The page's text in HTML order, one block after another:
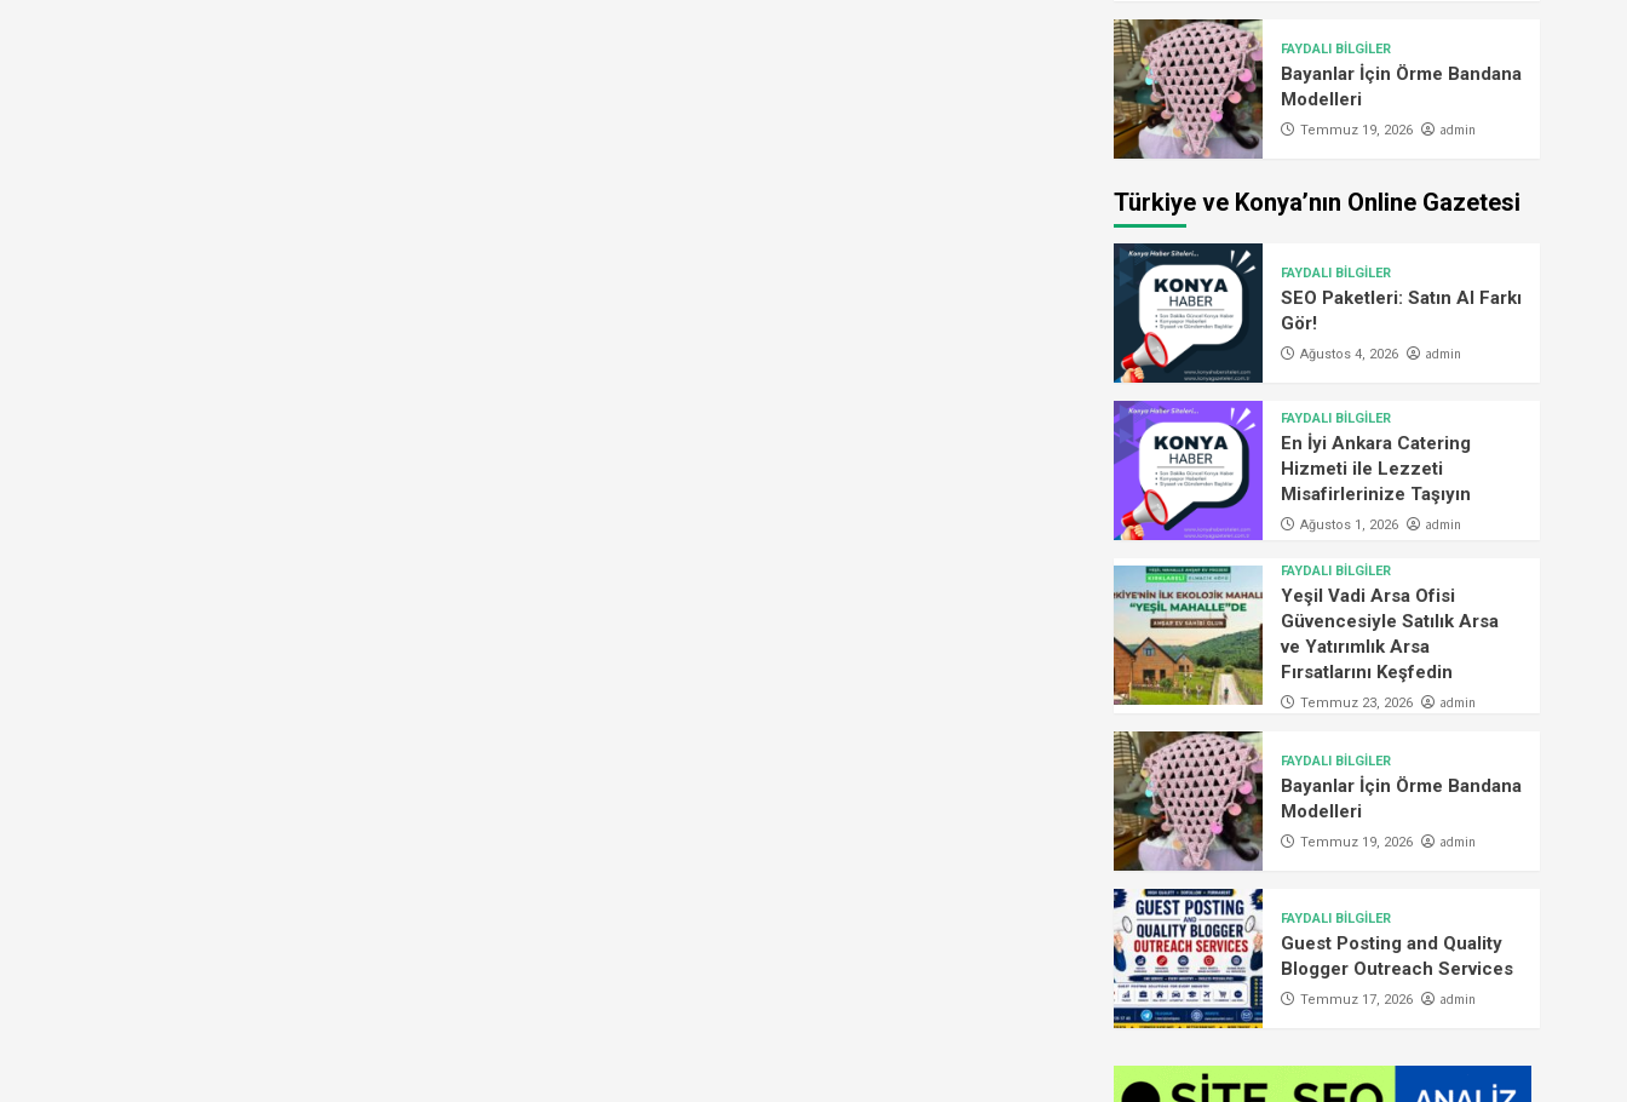
FAYDALI BİLGİLER
Bayanlar İçin Örme Bandana
Modelleri
Temmuz 19, 2026 admin
Türkiye ve Konya’nın Online Gazetesi
FAYDALI BİLGİLER
SEO Paketleri: Satın Al Farkı
Gör!
Ağustos 4, 2026 admin
FAYDALI BİLGİLER
En İyi Ankara Catering
Hizmeti ile Lezzeti
Misafirlerinize Taşıyın
Ağustos 1, 2026 admin
FAYDALI BİLGİLER
Yeşil Vadi Arsa Ofisi
Güvencesiyle Satılık Arsa
ve Yatırımlık Arsa
Fırsatlarını Keşfedin
Temmuz 23, 2026 admin
FAYDALI BİLGİLER
Bayanlar İçin Örme Bandana
Modelleri
Temmuz 19, 2026 admin
FAYDALI BİLGİLER
Guest Posting and Quality
Blogger Outreach Services
Temmuz 17, 2026 admin